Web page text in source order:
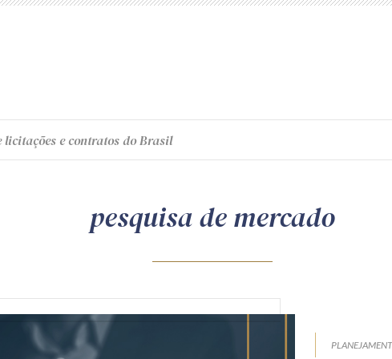
e contratos do Brasil
pesquisa de mercado